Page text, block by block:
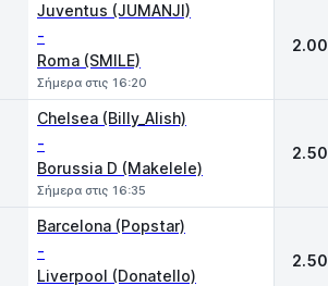
Juventus (JUMANJI)
-
Roma (SMILE)
Σήμερα στις 16:20
2.00
Chelsea (Billy_Alish)
-
Borussia D (Makelele)
Σήμερα στις 16:35
2.50
Barcelona (Popstar)
-
Liverpool (Donatello)
2.50